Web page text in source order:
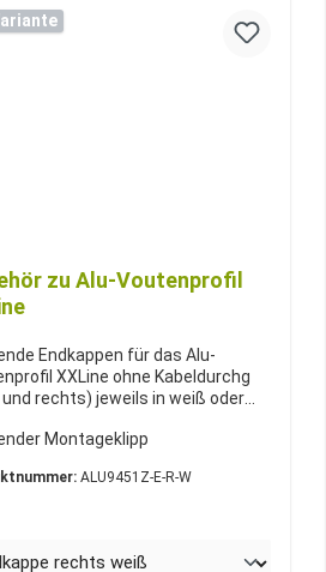
5 Sternen
zu Alu-Voutenprofil
Endkappen für das Alu-
XXLine ohne Kabeldurchg
rechts) jeweils in weiß oder
Montageklipp
ALU9451Z-E-R-W